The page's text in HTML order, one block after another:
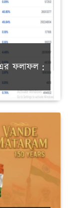
এর ফলাফল :